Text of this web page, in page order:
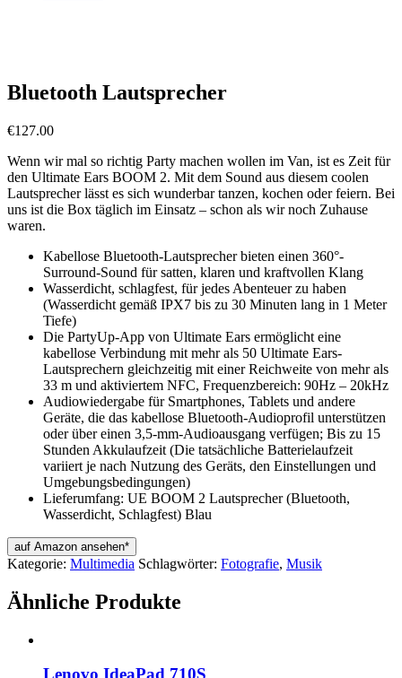
Bluetooth Lautsprecher
€127.00
Wenn wir mal so richtig Party machen wollen im Van, ist es Zeit für
den Ultimate Ears BOOM 2. Mit dem Sound aus diesem coolen
Lautsprecher lässt es sich wunderbar tanzen, kochen oder feiern. Bei
uns ist die Box täglich im Einsatz – schon als wir noch Zuhause
waren.
Kabellose Bluetooth-Lautsprecher bieten einen 360°-
Surround-Sound für satten, klaren und kraftvollen Klang
Wasserdicht, schlagfest, für jedes Abenteuer zu haben
(Wasserdicht gemäß IPX7 bis zu 30 Minuten lang in 1 Meter
Tiefe)
Die PartyUp-App von Ultimate Ears ermöglicht eine
kabellose Verbindung mit mehr als 50 Ultimate Ears-
Lautsprechern gleichzeitig mit einer Reichweite von mehr als
33 m und aktiviertem NFC, Frequenzbereich: 90Hz – 20kHz
Audiowiedergabe für Smartphones, Tablets und andere
Geräte, die das kabellose Bluetooth-Audioprofil unterstützen
oder über einen 3,5-mm-Audioausgang verfügen; Bis zu 15
Stunden Akkulaufzeit (Die tatsächliche Batterielaufzeit
variiert je nach Nutzung des Geräts, den Einstellungen und
Umgebungsbedingungen)
Lieferumfang: UE BOOM 2 Lautsprecher (Bluetooth,
Wasserdicht, Schlagfest) Blau
auf Amazon ansehen*
Kategorie: Multimedia Schlagwörter: Fotografie, Musik
Ähnliche Produkte